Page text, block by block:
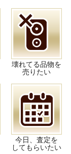
壊れてる品物を
売りたい
今日、査定を
してもらいたい